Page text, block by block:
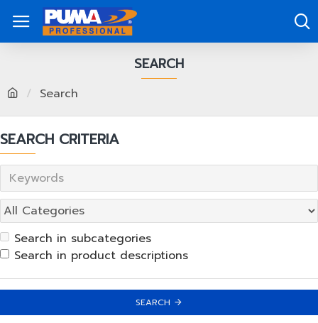
Search
SEARCH
SEARCH CRITERIA
Search in subcategories
Search in product descriptions
SEARCH